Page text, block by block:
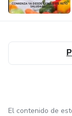
El contenido de